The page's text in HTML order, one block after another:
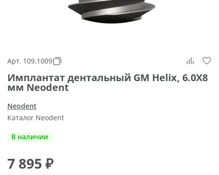
Арт. 109.1009
Имплантат дентальный GM Helix, 6.0X8
мм Neodent
Neodent
Каталог Neodent
В наличии
7 895 ₽